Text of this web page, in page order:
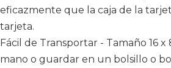
eficazmente que la caja de la
tarjeta.
Fácil de Transportar - Tamaño 16
mano o guardar en un bolsillo o